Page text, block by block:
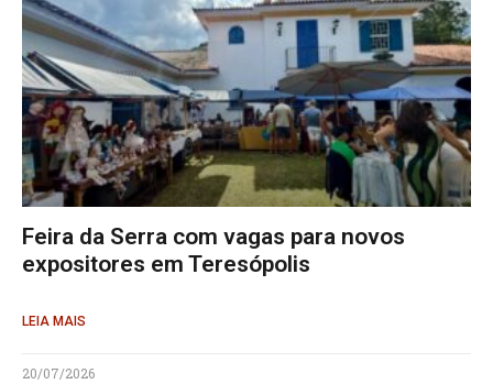
Feira da Serra com vagas para novos
expositores em Teresópolis
LEIA MAIS
20/07/2026